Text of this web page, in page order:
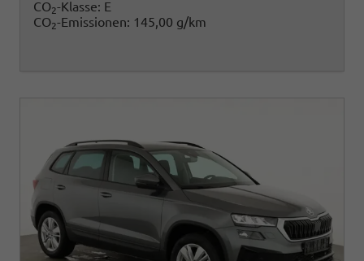
CO2-Klasse: E
CO2-Emissionen: 145,00 g/km